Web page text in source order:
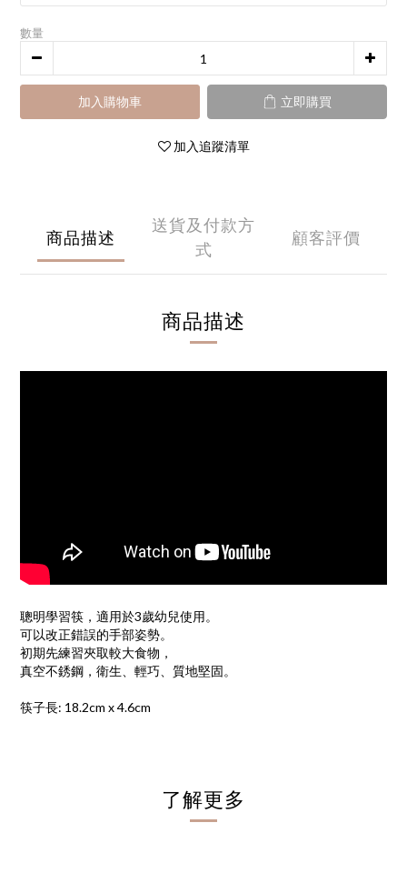
數量
加入購物車 立即購買
加入追蹤清單
商品描述
送貨及付款方
式
顧客評價
商品描述
聰明學習筷，適用於3歲幼兒使用。
可以改正錯誤的手部姿勢。
初期先練習夾取較大食物，
真空不銹鋼，衛生、輕巧、質地堅固。
筷子長: 18.2cm x 4.6cm
了解更多